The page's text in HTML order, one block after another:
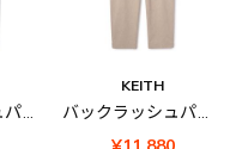
バックラッシュパンツ
KEITH
バックラッシュパンツ